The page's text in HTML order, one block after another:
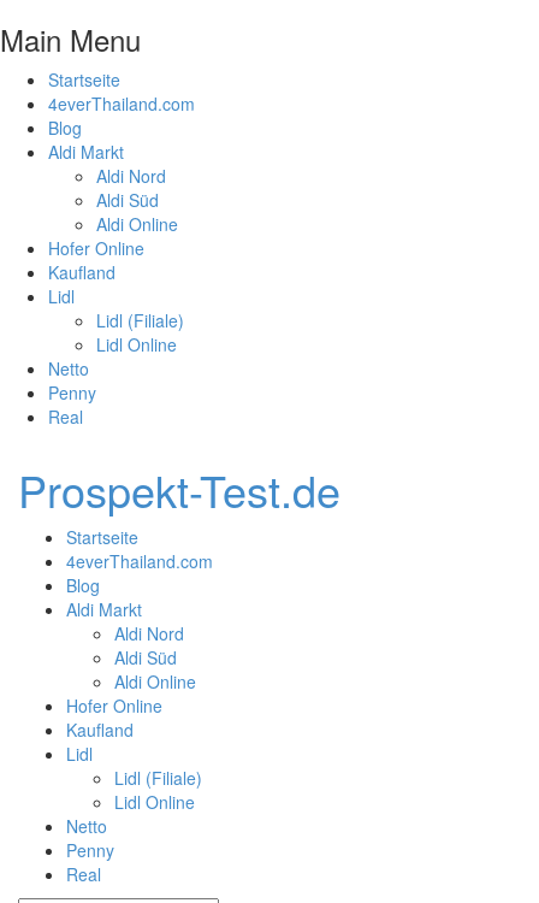
Main Menu
Startseite
4everThailand.com
Blog
Aldi Markt
Aldi Nord
Aldi Süd
Aldi Online
Hofer Online
Kaufland
Lidl
Lidl (Filiale)
Lidl Online
Netto
Penny
Real
Prospekt-Test.de
Startseite
4everThailand.com
Blog
Aldi Markt
Aldi Nord
Aldi Süd
Aldi Online
Hofer Online
Kaufland
Lidl
Lidl (Filiale)
Lidl Online
Netto
Penny
Real